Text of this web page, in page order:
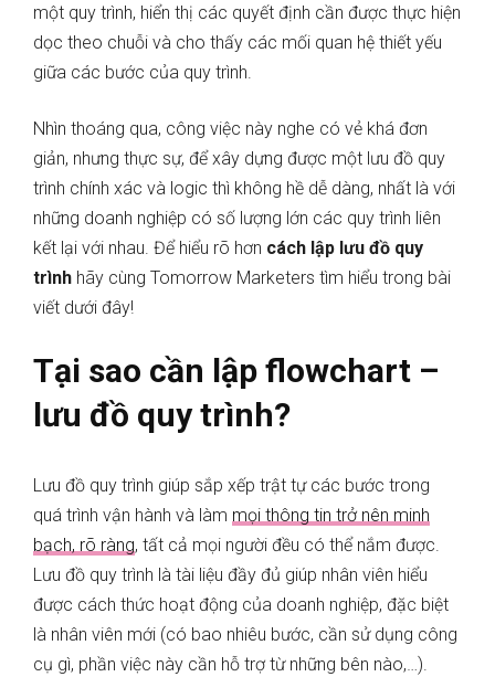
một quy trình, hiển thị các quyết định cần được thực hiện
dọc theo chuỗi và cho thấy các mối quan hệ thiết yếu
giữa các bước của quy trình.
Nhìn thoáng qua, công việc này nghe có vẻ khá đơn
giản, nhưng thực sự, để xây dựng được một lưu đồ quy
trình chính xác và logic thì không hề dễ dàng, nhất là với
những doanh nghiệp có số lượng lớn các quy trình liên
kết lại với nhau. Để hiểu rõ hơn cách lập lưu đồ quy
trình hãy cùng Tomorrow Marketers tìm hiểu trong bài
viết dưới đây!
Tại sao cần lập flowchart –
lưu đồ quy trình?
Lưu đồ quy trình giúp sắp xếp trật tự các bước trong
quá trình vận hành và làm mọi thông tin trở nên minh
bạch, rõ ràng, tất cả mọi người đều có thể nắm được.
Lưu đồ quy trình là tài liệu đầy đủ giúp nhân viên hiểu
được cách thức hoạt động của doanh nghiệp, đặc biệt
là nhân viên mới (có bao nhiêu bước, cần sử dụng công
cụ gì, phần việc này cần hỗ trợ từ những bên nào,…).